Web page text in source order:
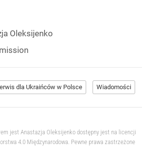
Oleksijenko
dla Ukraińców w Polsce Wiadomości
jest Anastazja Oleksijenko dostępny jest na licencji
4.0 Międzynarodowa. Pewne prawa zastrzeżone